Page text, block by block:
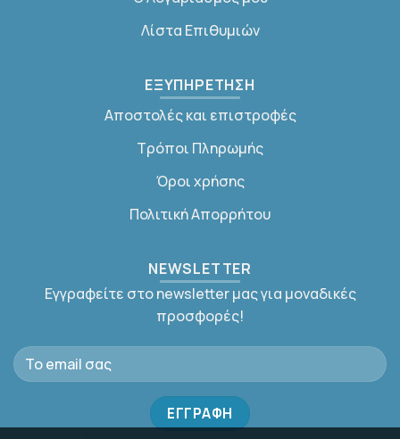
Λίστα Επιθυμιών
ΕΞΥΠΗΡΕΤΗΣΗ
Αποστολές και επιστροφές
Τρόποι Πληρωμής
Όροι χρήσης
Πολιτική Απορρήτου
NEWSLETTER
Εγγραφείτε στο newsletter μας για μοναδικές
προσφορές!